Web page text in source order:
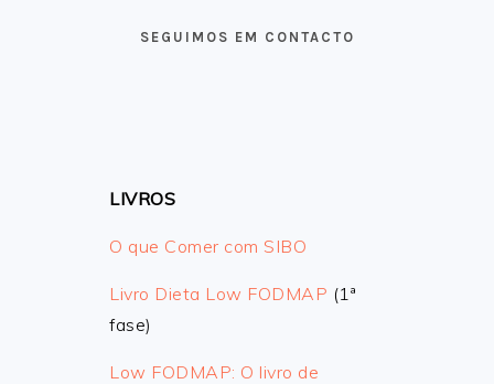
SEGUIMOS EM CONTACTO
LIVROS
O que Comer com SIBO
Livro Dieta Low FODMAP (1ª
fase)
Low FODMAP: O livro de